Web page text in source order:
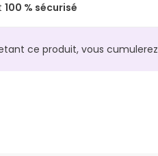
100 % sécurisé
ce produit, vous cumulerez